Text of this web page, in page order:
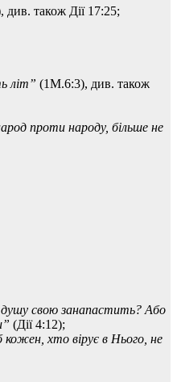
також Дії 17:25;
літ” (1М.6:3), див. також
проти народу, більше не
душу свою занапастить? Або
(Дії 4:12);
хто вірує в Нього, не